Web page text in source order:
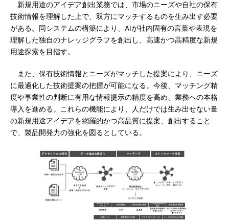
新規用途のアイデア創出業務では、市場のニーズや自社の保有
技術情報を理解した上で、双方にマッチするものを生み出す必要
がある。同システムの構築により、AIが社内固有の言葉や表現を
理解した独自のナレッジグラフを創出し、高速かつ高精度な新規
用途探索を目指す。
また、保有技術情報とニーズがマッチした提案により、ニーズ
に最適化した技術提案の把握が可能になる。今後、マッチング精
度や事業性の判断に有用な情報提示の精度を高め、業務への本格
導入を進める。これらの機能により、人だけでは生み出せない量
の新規用途アイデアを網羅的かつ高品質に提案、創出すること
で、製品開発力の強化を図るとしている。